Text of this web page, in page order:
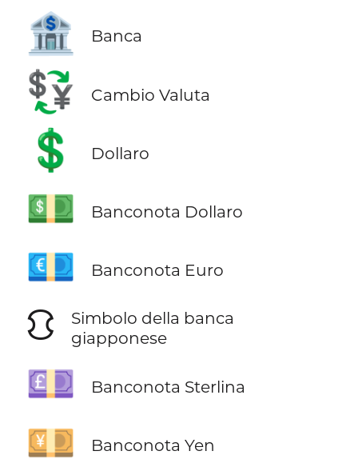
🏦 Banca
💱 Cambio Valuta
💲 Dollaro
💵 Banconota Dollaro
💶 Banconota Euro
⛻
Simbolo della banca
giapponese
💷 Banconota Sterlina
💴 Banconota Yen